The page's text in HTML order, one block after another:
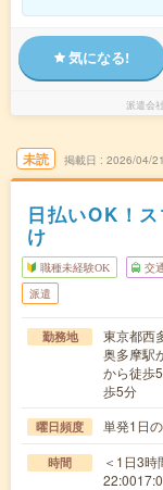
気になる!
派遣会社
未読 掲載日 2026/04/21
日払いOK！
け
職種未経験OK 交
派遣
勤務地
東京都西
奥多摩駅
から徒歩
歩5分
曜日頻度 単発1日
時間
＜1日3